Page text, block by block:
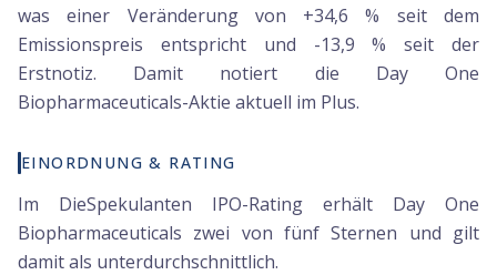
was einer Veränderung von +34,6 % seit dem
Emissionspreis entspricht und -13,9 % seit der
Erstnotiz. Damit notiert die Day One
Biopharmaceuticals-Aktie aktuell im Plus.
EINORDNUNG & RATING
Im DieSpekulanten IPO-Rating erhält Day One
Biopharmaceuticals zwei von fünf Sternen und gilt
damit als unterdurchschnittlich.